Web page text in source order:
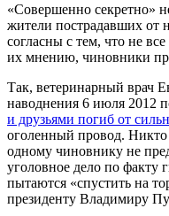
«Совершенно секретно»
жители пострадавших от
согласны с тем, что не
их мнению, чиновники
Так, ветеринарный врач
наводнения 6 июля 2012
и друзьями погиб от
оголенный провод. Никто
одному чиновнику не
уголовное дело по факту
пытаются «спустить на
президенту Владимиру